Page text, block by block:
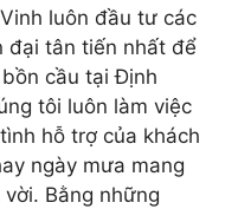
luôn đầu tư các
đại tân tiến nhất để
cầu tại Định
tôi luôn làm việc
hỗ trợ của khách
ngày mưa mang
Bằng những